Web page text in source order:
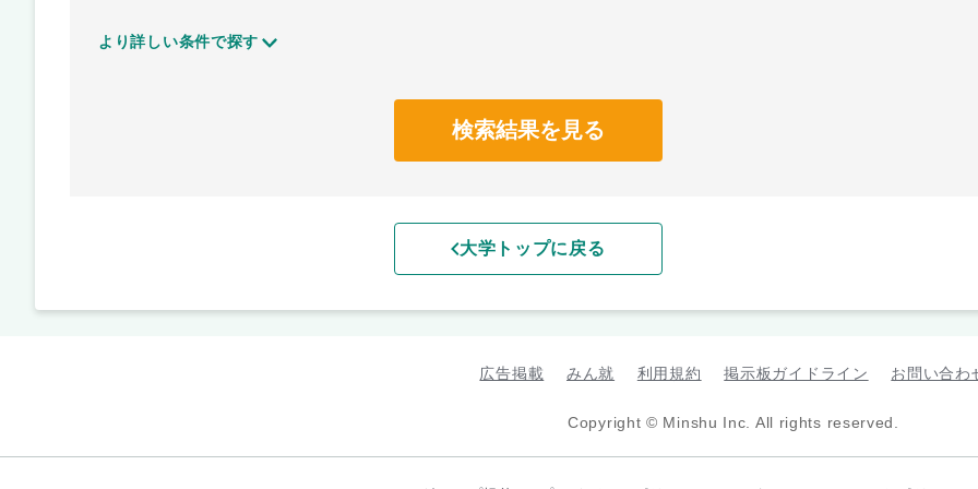
より詳しい条件で探す
検索結果を見る
大学トップに戻る
広告掲載 みん就 利用規約 掲示板ガイドライン お問い合わ
Copyright © Minshu Inc. All rights reserved.